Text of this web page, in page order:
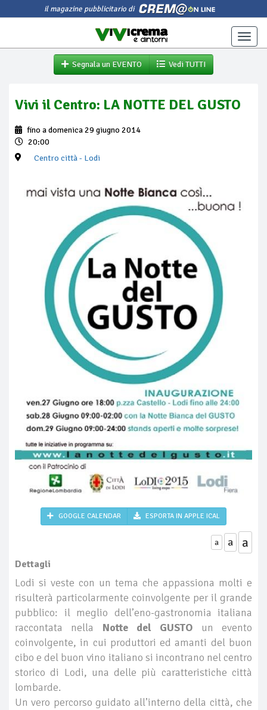
il magazine pubblicitario di
Toggle
Segnala un EVENTO
Vedi TUTTI
Vivi il Centro: LA NOTTE DEL GUSTO
fino a domenica 29 giugno 2014
20:00
Centro città- Lodi
GOOGLE CALENDAR ESPORTA IN APPLE ICAL
a a a
Dettagli
Lodi si veste con un tema che appassiona molti e
risulterà particolarmente coinvolgente per il grande
pubblico: il meglio dell’eno-gastronomia italiana
raccontata nella Notte del GUSTO un evento
coinvolgente, in cui produttori ed amanti del buon
cibo e del buon vino italiano si incontrano nel centro
storico di Lodi, una delle più caratteristiche città
lombarde.
Un vero percorso guidato all’interno della città, che